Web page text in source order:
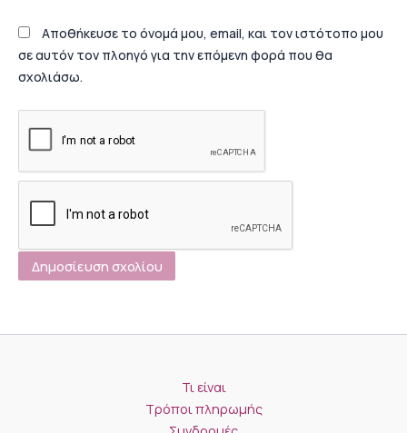
Αποθήκευσε το όνομά μου, email, και τον ιστότοπο μου
σε αυτόν τον πλοηγό για την επόμενη φορά που θα
σχολιάσω.
Τι είναι
Τρόποι πληρωμής